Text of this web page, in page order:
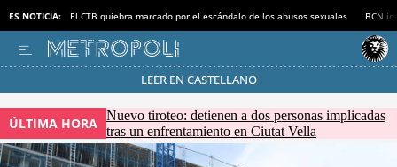
ES NOTICIA: El CTB quiebra marcado por el escándalo de los abusos sexuales BCN
LEER EN CASTELLANO
Pásate al MODO AHORRO
ÚLTIMA HORA Nuevo tiroteo: detienen a dos personas implicadas
tras un enfrentamiento en Ciutat Vella